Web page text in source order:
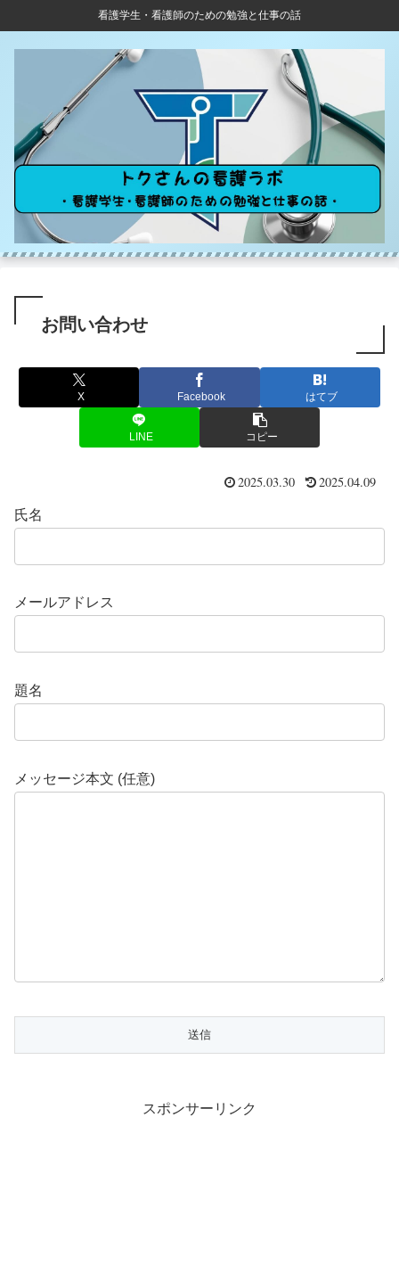
看護学生・看護師のための勉強と仕事の話
お問い合わせ
X Facebook はてブ
LINE コピー
2025.03.30 2025.04.09
氏名
メールアドレス
題名
メッセージ本文 (任意)
スポンサーリンク